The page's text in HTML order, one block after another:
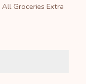
All Groceries Extra